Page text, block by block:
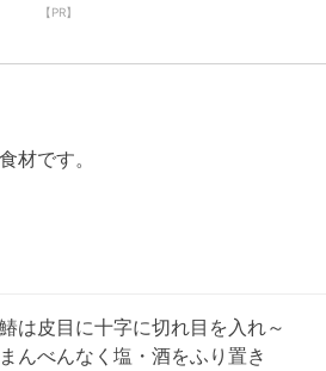
【PR】
食材です。
鰆は皮目に十字に切れ目を入れ～
まんべんなく塩・酒をふり置き